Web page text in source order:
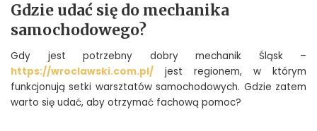
Gdzie udać się do mechanika
samochodowego?
Gdy jest potrzebny dobry mechanik Śląsk –
https://wroclawski.com.pl/ jest regionem, w którym
funkcjonują setki warsztatów samochodowych. Gdzie zatem
warto się udać, aby otrzymać fachową pomoc?